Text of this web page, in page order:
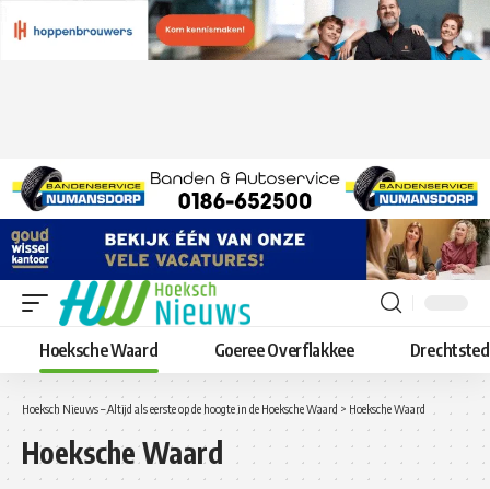
Hoeksche Waard Goeree Overflakkee
Hoeksch Nieuws – Altijd als eerste op de hoogte in de Hoeksche Waard > Hoeksche Waard
Hoeksche Waard